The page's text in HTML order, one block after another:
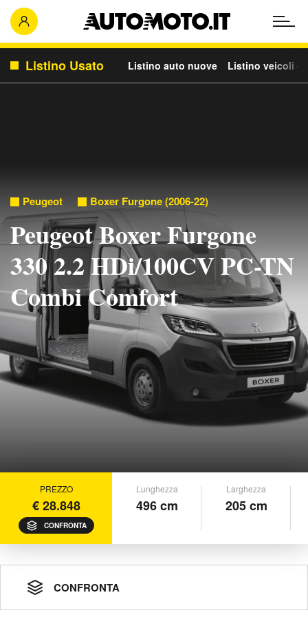
Listino Usato Listino auto nuove Listino veicoli
Peugeot Boxer Furgone (2006-22)
Peugeot Boxer Furgone
330 2.2 HDi/100CV PC-TN
Combi Comfort
PREZZO
€ 28.848
CONFRONTA
Lunghezza
496 cm
Larghezza
205 cm
CONFRONTA